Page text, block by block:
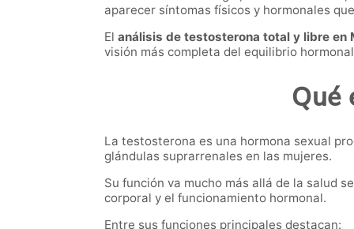
aparecer síntomas físicos y hormonales
El análisis de testosterona total y libre en
visión más completa del equilibrio
Qué
La testosterona es una hormona sexual
glándulas suprarrenales en las mujeres.
Su función va mucho más allá de la salud
corporal y el funcionamiento hormonal.
Entre sus funciones principales destacan: